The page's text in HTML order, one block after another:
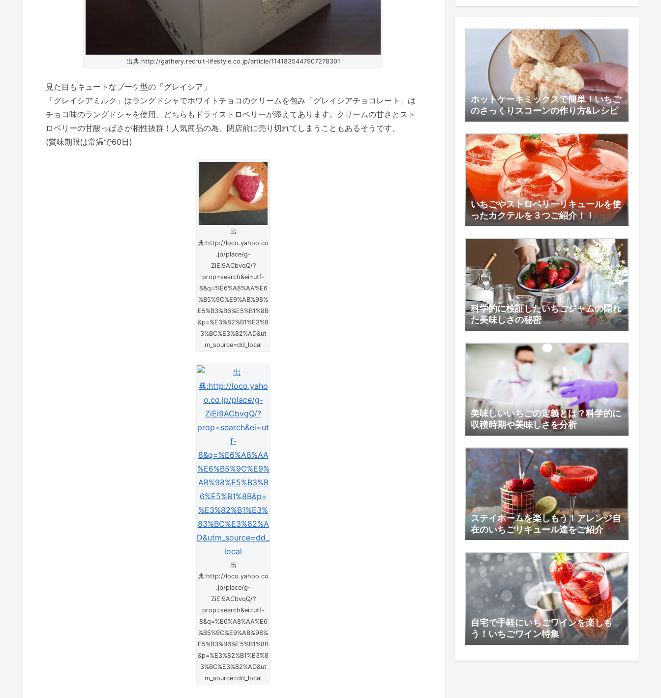
出典:http://gathery.recruit-lifestyle.co.jp/article/1141835447907278301
見た目もキュートなブーケ型の「グレイシア」
「グレイシアミルク」はラングドシャでホワイトチョコのクリームを包み「グレイシアチョコレート」は
チョコ味のラングドシャを使用、どちらもドライストロベリーが添えてあります。クリームの甘さとスト
ロベリーの甘酸っぱさが相性抜群！人気商品の為、閉店前に売り切れてしまうこともあるそうです。
(賞味期限は常温で60日)
出
典:http://loco.yahoo.co
.jp/place/g-
ZiEi9ACbvqQ/?
prop=search&ei=utf-
8&q=%E6%A8%AA%E6
%B5%9C%E9%AB%98%
E5%B3%B6%E5%B1%8B
&p=%E3%82%B1%E3%8
3%BC%E3%82%AD&ut
m_source=dd_local
出
典:http://loco.yahoo.co
.jp/place/g-
ZiEi9ACbvqQ/?
prop=search&ei=utf-
8&q=%E6%A8%AA%E6
%B5%9C%E9%AB%98%
E5%B3%B6%E5%B1%8B
&p=%E3%82%B1%E3%8
3%BC%E3%82%AD&ut
m_source=dd_local
ホットケーキミックスで簡単！いちご
のさっくりスコーンの作り方&レシピ
いちごやストロベリーリキュールを使
ったカクテルを３つご紹介！！
科学的に検証したいちごジャムの隠れ
た美味しさの秘密
美味しいいちごの定義とは？科学的に
収穫時期や美味しさを分析
ステイホームを楽しもう！アレンジ自
在のいちごリキュール達をご紹介
自宅で手軽にいちごワインを楽しも
う！いちごワイン特集